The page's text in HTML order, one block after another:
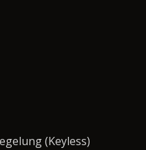
(Keyless)